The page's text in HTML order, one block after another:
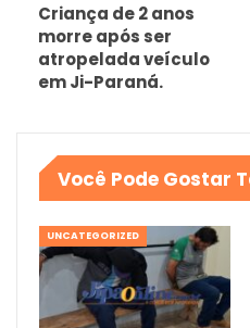
Criança de 2 anos
morre após ser
atropelada veículo
em Ji-Paraná.
Você Pode Gostar
UNCATEGORIZED